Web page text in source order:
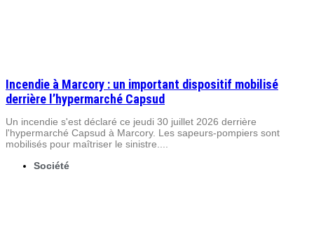
Incendie à Marcory : un important dispositif mobilisé
derrière l’hypermarché Capsud
Un incendie s'est déclaré ce jeudi 30 juillet 2026 derrière
l'hypermarché Capsud à Marcory. Les sapeurs-pompiers sont
mobilisés pour maîtriser le sinistre....
Société